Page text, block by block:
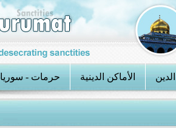
الأماكن الدينية حرمات - سوريا